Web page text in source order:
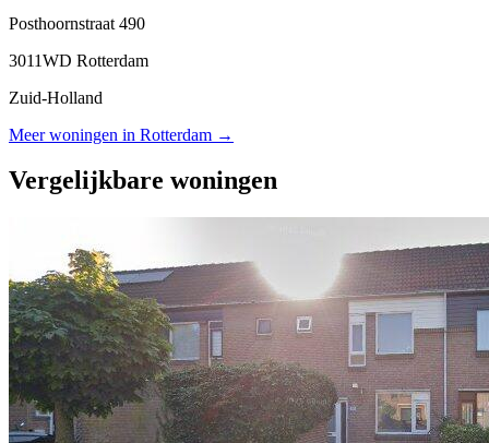
Posthoornstraat 490
3011WD Rotterdam
Zuid-Holland
Meer woningen in Rotterdam →
Vergelijkbare woningen